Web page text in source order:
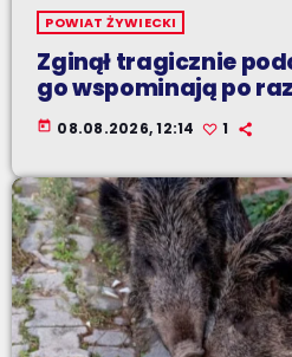
POWIAT ŻYWIECKI
Zginął tragicznie
go wspominają po
today 08.08.2026, 12:14 1